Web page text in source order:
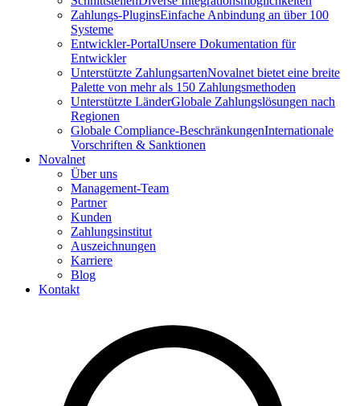
Zahlungs-PluginsEinfache Anbindung an über 100
Systeme
Entwickler-PortalUnsere Dokumentation für
Entwickler
Unterstützte ZahlungsartenNovalnet bietet eine breite
Palette von mehr als 150 Zahlungsmethoden
Unterstützte LänderGlobale Zahlungslösungen nach
Regionen
Globale Compliance-BeschränkungenInternationale
Vorschriften & Sanktionen
Novalnet
Über uns
Management-Team
Partner
Kunden
Zahlungsinstitut
Auszeichnungen
Karriere
Blog
Kontakt